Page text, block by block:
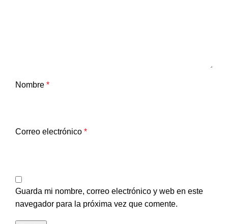
Nombre *
Correo electrónico *
Guarda mi nombre, correo electrónico y web en este
navegador para la próxima vez que comente.